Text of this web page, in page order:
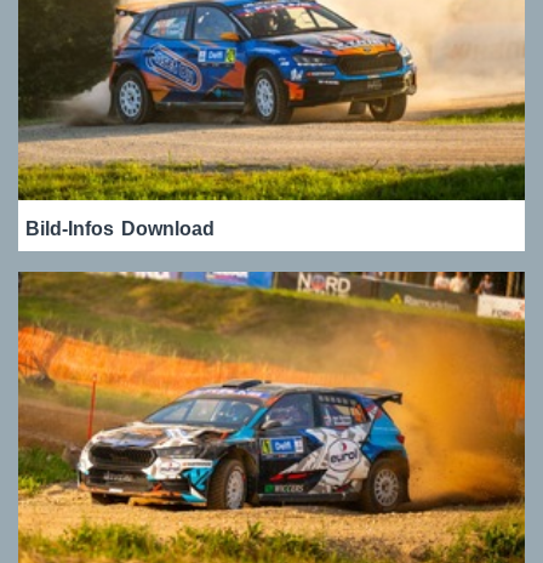
Bild-Infos Download